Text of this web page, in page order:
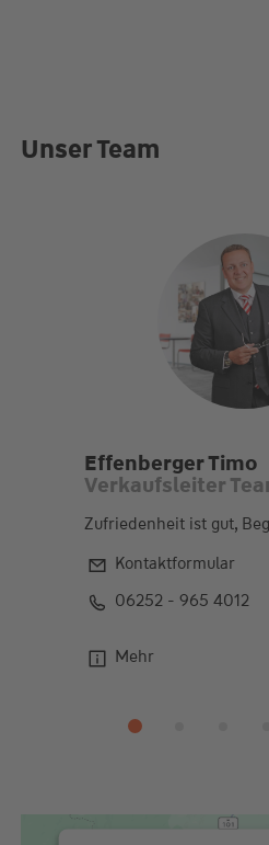
Unser Team
Effenberger Timo
Verkaufsleiter
Zufriedenheit ist gut,
Kontaktformular
06252 - 965 4012
Mehr